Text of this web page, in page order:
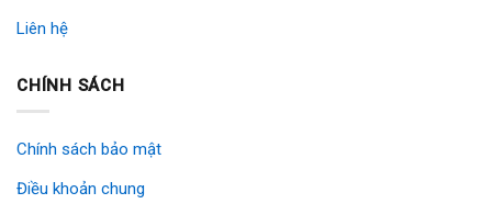
Liên hệ
CHÍNH SÁCH
Chính sách bảo mật
Điều khoản chung